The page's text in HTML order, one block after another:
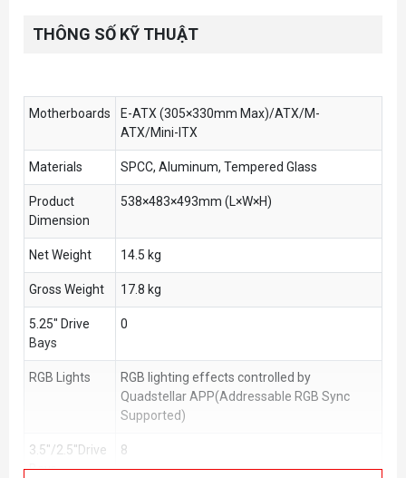
THÔNG SỐ KỸ THUẬT
Motherboards
E-ATX (305×330mm Max)/ATX/M-
ATX/Mini-ITX
Materials SPCC, Aluminum, Tempered Glass
Product
Dimension
538×483×493mm (L×W×H)
Net Weight 14.5 kg
Gross Weight 17.8 kg
5.25" Drive
Bays
0
RGB Lights
RGB lighting effects controlled by
Quadstellar APP(Addressable RGB Sync
Supported)
3.5"/2.5''Drive
Bays
8